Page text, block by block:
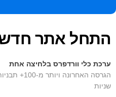
התחל אתר
ערכת כלי וורדפרס בלחיצה אחת
הגרסה
שניות